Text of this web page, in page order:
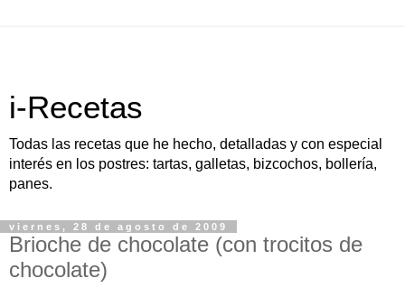
i-Recetas
Todas las recetas que he hecho, detalladas y con especial
interés en los postres: tartas, galletas, bizcochos, bollería,
panes.
viernes, 28 de agosto de 2009
Brioche de chocolate (con trocitos de
chocolate)